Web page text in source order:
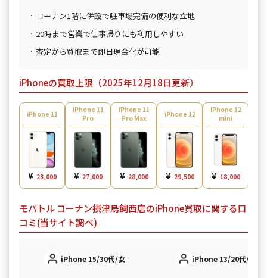
iPhone 7 Plus ¥12,100 ¥5,000
コーナン1階に併設で駐車場完備の便利な立地
20時まで営業で仕事帰りにも利用しやすい
査定から買取まで即日現金化が可能
iPhoneの買取上限（2025年12月18日更新）
iPhone 11
¥ 23,000
iPhone 11
Pro
¥ 27,000
iPhone 11
Pro Max
¥ 28,000
iPhone 12
¥ 29,500
iPhone 12
mini
¥ 18,000
モバトル コーナン摂津鳥飼西店のiPhone買取に関する口
コミ(当サイト調べ)
iPhone 15/30代/女 iPhone 13/20代/男